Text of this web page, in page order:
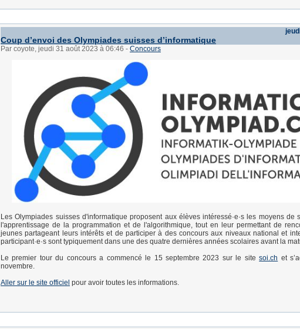
Coup d’envoi des Olympiades suisses d’informatique
Par coyote, jeudi 31 août 2023 à 06:46 - Concours
Les Olympiades suisses d'informatique proposent aux élèves intéressé·e·s les moyens de
l'apprentissage de la programmation et de l'algorithmique, tout en leur permettant de
jeunes partageant leurs intérêts et de participer à des concours aux niveaux national et
participant·e·s sont typiquement dans une des quatre dernières années scolaires avant la
Le premier tour du concours a commencé le 15 septembre 2023 sur le sitesoi.ch et
novembre.
Aller sur le site officiel pour avoir toutes les informations.